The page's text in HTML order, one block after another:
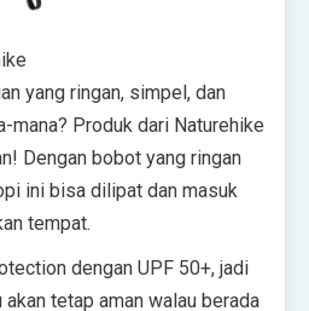
yang ringan, simpel, dan
mana? Produk dari Naturehike
Dengan bobot yang ringan
ini bisa dilipat dan masuk
tempat.
dengan UPF 50+, jadi
tetap aman walau berada